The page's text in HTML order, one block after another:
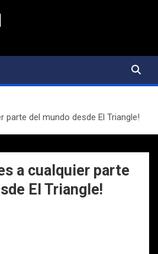
parte del mundo desde El Triangle!
a cualquier parte
El Triangle!